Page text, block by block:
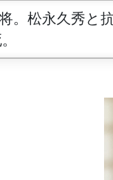
。松永久秀と